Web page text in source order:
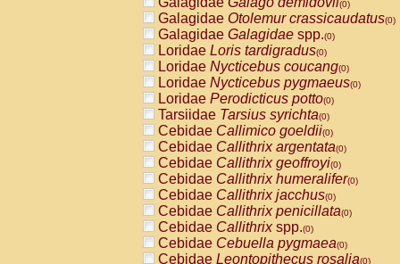
(0)
Galagidae Otolemur crassicaudatus(0)
Galagidae Galagidae spp.(0)
Loridae Loris tardigradus(0)
Loridae Nycticebus coucang(0)
Loridae Nycticebus pygmaeus(0)
Loridae Perodicticus potto(0)
Tarsiidae Tarsius syrichta(0)
Cebidae Callimico goeldii(0)
Cebidae Callithrix argentata(0)
Cebidae Callithrix geoffroyi(0)
Cebidae Callithrix humeralifer(0)
Cebidae Callithrix jacchus(0)
Cebidae Callithrix penicillata(0)
Cebidae Callithrixspp.(0)
Cebidae Cebuella pygmaea(0)
Cebidae Leontopithecus rosalia(0)